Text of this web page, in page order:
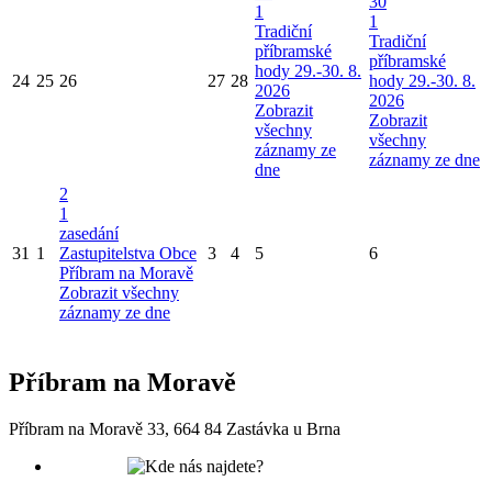
24 25 26 27 28
1
Tradiční
příbramské
hody 29.-30. 8.
2026
Zobrazit
všechny
záznamy ze
dne
1
Tradiční
příbramské
hody 29.-30. 8.
2026
Zobrazit
všechny
záznamy ze dne
31 1
2
1
zasedání
Zastupitelstva Obce
Příbram na Moravě
Zobrazit všechny
záznamy ze dne
3 4 5 6
Příbram na Moravě
Příbram na Moravě 33, 664 84 Zastávka u Brna